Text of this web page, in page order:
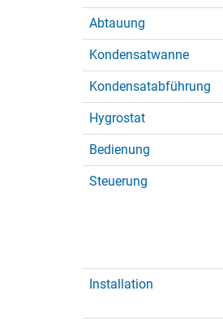
Abtauung
Kondensatwanne
Kondensatabführung
Hygrostat
Bedienung
Steuerung
Installation